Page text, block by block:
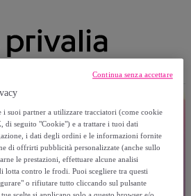
i suoi partner a utilizzare tracciatori (come cookie
di seguito "Cookie") e a trattare i tuoi dati
i dati degli ordini e le informazioni fornite
di offrirti pubblicità personalizzate (anche sullo
le prestazioni, effettuare alcune analisi
lotta contro le frodi. Puoi scegliere tra questi
o rifiutare tutto cliccando sul pulsante
Continua senza accettare